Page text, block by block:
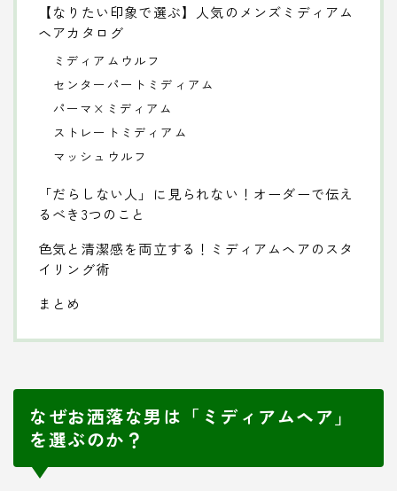
【なりたい印象で選ぶ】人気のメンズミディアム
ヘアカタログ
ミディアムウルフ
センターパートミディアム
パーマ×ミディアム
ストレートミディアム
マッシュウルフ
「だらしない人」に見られない！オーダーで伝え
るべき3つのこと
色気と清潔感を両立する！ミディアムヘアのスタ
イリング術
まとめ
なぜお洒落な男は「ミディアムヘア」
を選ぶのか？